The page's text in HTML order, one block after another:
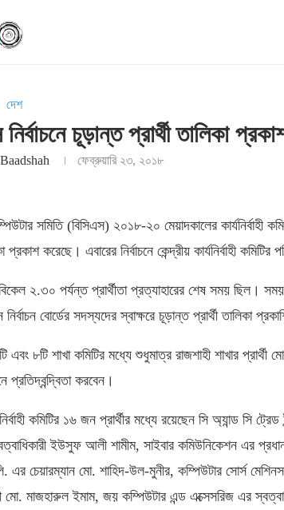
দেশ
চূড়ান্ত প্রার্থী তালিকা
Baadshah ফেব্রুয়ারি ২৩, ২০১৮
সমিতি (বিসিএস) ২০১৮-২০ মেয়াদকালের কার্যনির্বাহী
প্রকাশ করেছে। এবারের নির্বাচনে কেন্দ্রীয় কার্যনির্বাহী
২.৩০ পর্যন্ত প্রার্থীতা প্রত্যাহারের শেষ সময় ছিল। সময়
বোর্ডের সদস্যদের স্বাক্ষরে চূড়ান্ত প্রার্থী তালিকা
এবং ৮টি শাখা কমিটির মধ্যে শুধুমাত্র রাজশাহী শাখার
প্রতিদ্বন্দ্বিতা করবেন।
কমিটির ১৬ জন প্রার্থীর মধ্যে রয়েছেন সি অ্যান্ড সি
ইউসুফ আলী শামীম, সাইবার কমিউনিকেশন এর
এর চেয়ারম্যান মো. শাহিদ-উল-মুনীর, কম্পিউটার সোর্স
মো. মাজহারুল ইমাম, জয় কম্পিউটার এন্ড এক্সেসরিজ এর